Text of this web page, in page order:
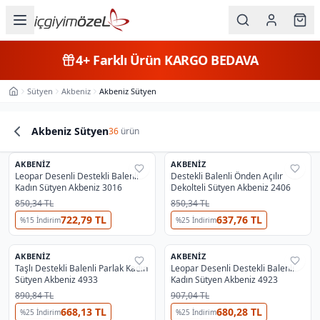
Kategorileri
Kadın
Erkek
Çocuk
Fantazi
Büyük
Beden
Markalar
4+Farklı Ürün KARGO BEDAVA
Ana Sayfa
Sütyen Akbeniz Akbeniz Sütyen
Akbeniz Sütyen36 ürün
Ürün Listesi
%19
🔥Fırsat
AKBENIZ
Leopar Desenli Destekli Balenli
Kadın Sütyen Akbeniz 3016
850,34 TL
%15 İndirim722,79 TL
%29
AKBENIZ
Destekli Balenli Önden Açılır
Dekolteli Sütyen Akbeniz 2406
850,34 TL
%25 İndirim637,76 TL
%29
AKBENIZ
Taşlı Destekli Balenli Parlak Kadın
Sütyen Akbeniz 4933
890,84 TL
%25 İndirim668,13 TL
%29
AKBENIZ
Leopar Desenli Destekli Balenli
Kadın Sütyen Akbeniz 4923
907,04 TL
%25 İndirim680,28 TL